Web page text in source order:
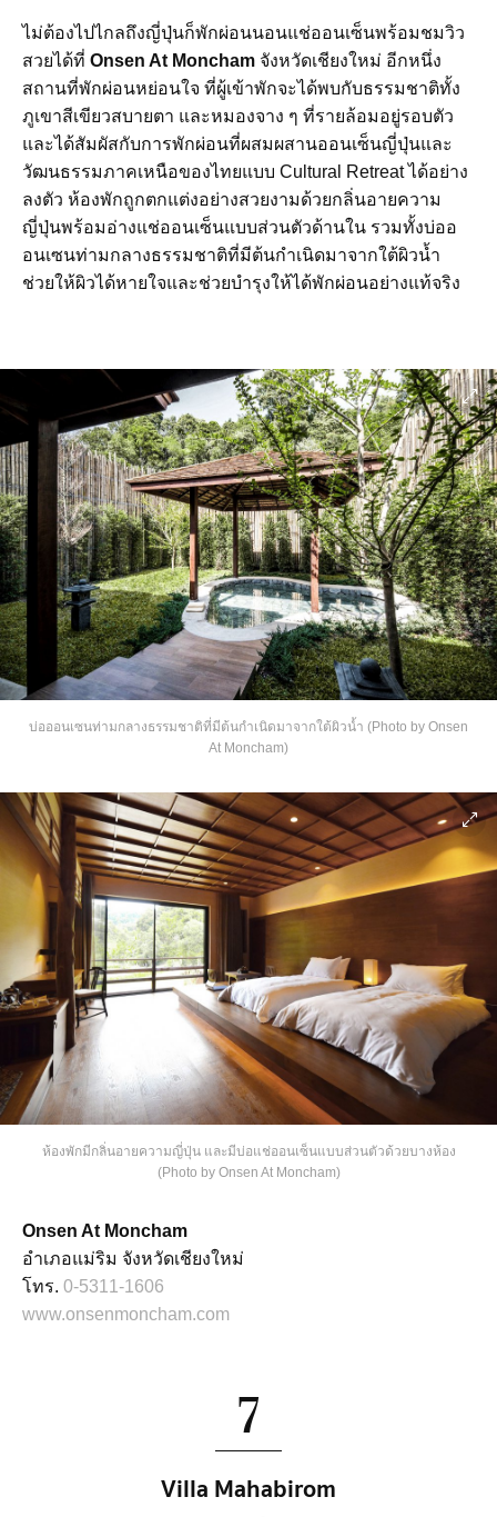
ไม่ต้องไปไกลถึงญี่ปุ่นก็พักผ่อนนอนแช่ออนเซ็นพร้อมชมวิว
สวยได้ที่ Onsen At Moncham จังหวัดเชียงใหม่ อีกหนึ่ง
สถานที่พักผ่อนหย่อนใจ ที่ผู้เข้าพักจะได้พบกับธรรมชาติทั้ง
ภูเขาสีเขียวสบายตา และหมองจาง ๆ ที่รายล้อมอยู่รอบตัว
และได้สัมผัสกับการพักผ่อนที่ผสมผสานออนเซ็นญี่ปุ่นและ
วัฒนธรรมภาคเหนือของไทยแบบ Cultural Retreat ได้อย่าง
ลงตัว ห้องพักถูกตกแต่งอย่างสวยงามด้วยกลิ่นอายความ
ญี่ปุ่นพร้อมอ่างแช่ออนเซ็นแบบส่วนตัวด้านใน รวมทั้งบ่ออ
อนเซนท่ามกลางธรรมชาติที่มีต้นกำเนิดมาจากใต้ผิวน้ำ
ช่วยให้ผิวได้หายใจและช่วยบำรุงให้ได้พักผ่อนอย่างแท้จริง
บ่อออนเซนท่ามกลางธรรมชาติที่มีต้นกำเนิดมาจากใต้ผิวน้ำ (Photo by Onsen
At Moncham)
ห้องพักมีกลิ่นอายความญี่ปุ่น และมีบ่อแช่ออนเซ็นแบบส่วนตัวด้วยบางห้อง
(Photo by Onsen At Moncham)
Onsen At Moncham
อำเภอแม่ริม จังหวัดเชียงใหม่
โทร. 0-5311-1606
www.onsenmoncham.com
7
Villa Mahabirom